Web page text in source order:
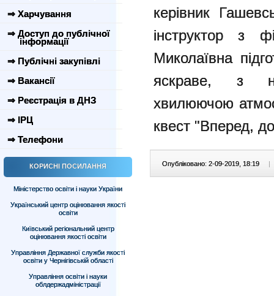
⇒ Харчування
⇒ Доступ до публічної
інформації
⇒ Публічні закупівлі
⇒ Вакансії
⇒ Реєстрація в ДНЗ
⇒ ІРЦ
⇒ Телефони
КОРИСНІ ПОСИЛАННЯ
Міністерство освіти і науки України
Український центр оцінювання якості
освіти
Київський регіональний центр
оцінювання якості освіти
Управління Державної служби якості
освіти у Чернігівській області
Управління освіти і науки
облдержадміністрації
керівник
інструктор з
Миколаївна
яскраве, з
хвилюючою
квест "Вперед,
Опубліковано: 2-09-2019, 18:19 |